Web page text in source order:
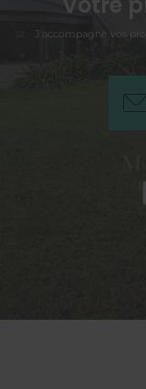
J'accompagne vos